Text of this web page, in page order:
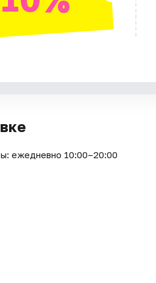
ежедневно 10:00–20:00